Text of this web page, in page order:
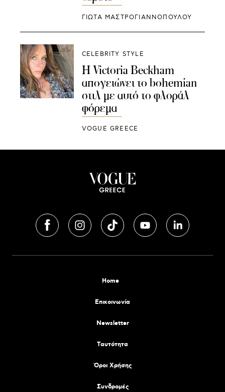
ΓΙΩΤΑ ΜΑΣΤΡΟΓΙΑΝΝΟΠΟΥΛΟΥ
CELEBRITY STYLE
Η Victoria Beckham
απογειώνει το bohemian
στιλ με αυτό το φλοράλ
φόρεμα
VOGUE GREECE
Home
Επικοινωνία
Newsletter
Tαυτότητα
Όροι Χρήσης
Συνδρομές